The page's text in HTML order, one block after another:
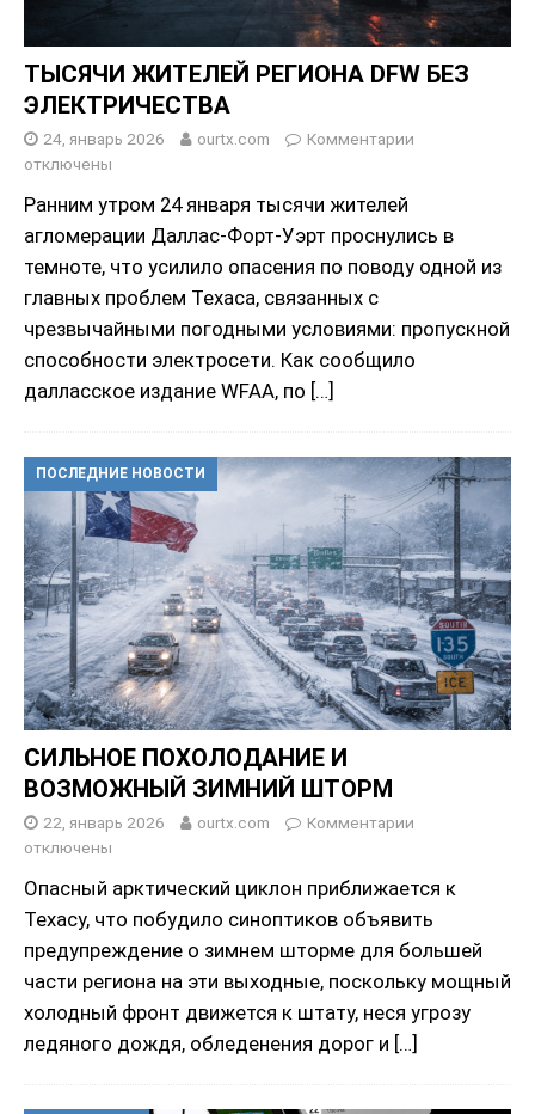
ТЫСЯЧИ ЖИТЕЛЕЙ РЕГИОНА DFW БЕЗ
ЭЛЕКТРИЧЕСТВА
24, январь 2026 ourtx.com
Комментарии
отключены
Ранним утром 24 января тысячи жителей
агломерации Даллас-Форт-Уэрт проснулись в
темноте, что усилило опасения по поводу одной из
главных проблем Техаса, связанных с
чрезвычайными погодными условиями: пропускной
способности электросети. Как сообщило
далласское издание WFAA, по […]
ПОСЛЕДНИЕ НОВОСТИ
СИЛЬНОЕ ПОХОЛОДАНИЕ И
ВОЗМОЖНЫЙ ЗИМНИЙ ШТОРМ
22, январь 2026 ourtx.com
Комментарии
отключены
Опасный арктический циклон приближается к
Техасу, что побудило синоптиков объявить
предупреждение о зимнем шторме для большей
части региона на эти выходные, поскольку мощный
холодный фронт движется к штату, неся угрозу
ледяного дождя, обледенения дорог и […]